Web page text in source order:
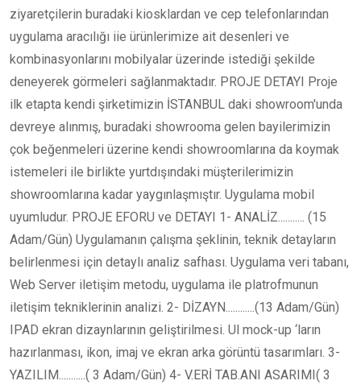
ziyaretçilerin buradaki kiosklardan ve cep telefonlarından
uygulama aracılığı iie ürünlerimize ait desenleri ve
kombinasyonlarını mobilyalar üzerinde istediği şekilde
deneyerek görmeleri sağlanmaktadır. PROJE DETAYI Proje
ilk etapta kendi şirketimizin İSTANBUL daki showroom'unda
devreye alınmış, buradaki showrooma gelen bayilerimizin
çok beğenmeleri üzerine kendi showroomlarına da koymak
istemeleri ile birlikte yurtdışındaki müşterilerimizin
showroomlarına kadar yaygınlaşmıştır. Uygulama mobil
uyumludur. PROJE EFORU ve DETAYI 1- ANALİZ........... (15
Adam/Gün) Uygulamanın çalışma şeklinin, teknik detayların
belirlenmesi için detaylı analiz safhası. Uygulama veri tabanı,
Web Server iletişim metodu, uygulama ile platrofmunun
iletişim tekniklerinin analizi. 2- DİZAYN............(13 Adam/Gün)
IPAD ekran dizaynlarının geliştirilmesi. Ul mock-up ‘ların
hazırlanması, ikon, imaj ve ekran arka görüntü tasarımları. 3-
YAZILIM...........( 3 Adam/Gün) 4- V.ERİ TAB.ANI ASARIMI( 3